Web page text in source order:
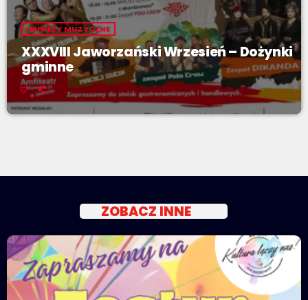
IMPREZY MUZYCZNE
XXXVIII Jaworzański Wrzesień – Dożynki
gminne
ZOBACZ INNE